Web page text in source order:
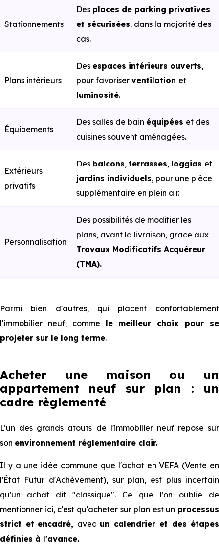
Stationnements
Des places de parking privatives
et sécurisées, dans la majorité des
cas.
Plans intérieurs
Des espaces intérieurs ouverts,
pour favoriser ventilation et
luminosité.
Équipements
Des salles de bain équipées et des
cuisines souvent aménagées.
Extérieurs
privatifs
Des balcons, terrasses, loggias et
jardins individuels, pour une pièce
supplémentaire en plein air.
Personnalisation
Des possibilités de modifier les
plans, avant la livraison, grâce aux
Travaux Modificatifs Acquéreur
(TMA).
Parmi bien d'autres, qui placent confortablement
l'immobilier neuf, comme le meilleur choix pour se
projeter sur le long terme.
Acheter une maison ou un
appartement neuf sur plan : un
cadre règlementé
L’un des grands atouts de l'immobilier neuf repose sur
son environnement réglementaire clair.
Il y a une idée commune que l'achat en VEFA (Vente en
l'État Futur d'Achèvement), sur plan, est plus incertain
qu'un achat dit "classique". Ce que l'on oublie de
mentionner ici, c'est qu'acheter sur plan est un processus
strict et encadré, avec un calendrier et des étapes
définies à l'avance.